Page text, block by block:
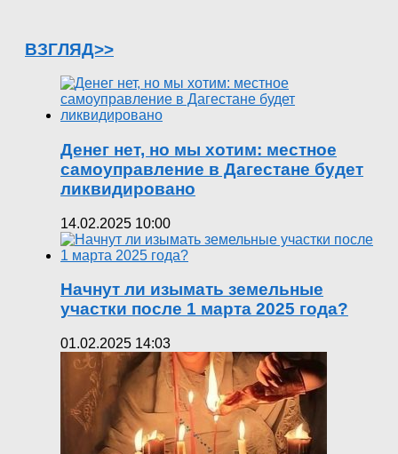
ВЗГЛЯД>>
Денег нет, но мы хотим: местное
самоуправление в Дагестане будет
ликвидировано
14.02.2025 10:00
Начнут ли изымать земельные
участки после 1 марта 2025 года?
01.02.2025 14:03